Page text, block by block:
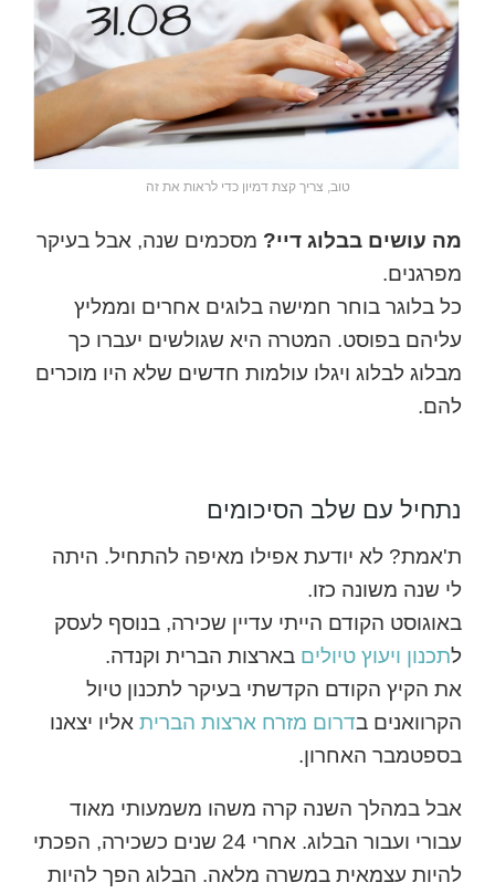
טוב, צריך קצת דמיון כדי לראות את זה
מה עושים בבלוג דיי? מסכמים שנה, אבל בעיקר
מפרגנים.
כל בלוגר בוחר חמישה בלוגים אחרים וממליץ
עליהם בפוסט. המטרה היא שגולשים יעברו כך
מבלוג לבלוג ויגלו עולמות חדשים שלא היו מוכרים
להם.
נתחיל עם שלב הסיכומים
ת'אמת? לא יודעת אפילו מאיפה להתחיל. היתה
לי שנה משונה כזו.
באוגוסט הקודם הייתי עדיין שכירה, בנוסף לעסק
לתכנון ויעוץ טיולים בארצות הברית וקנדה.
את הקיץ הקודם הקדשתי בעיקר לתכנון טיול
הקרוואנים בדרום מזרח ארצות הברית אליו יצאנו
בספטמבר האחרון.
אבל במהלך השנה קרה משהו משמעותי מאוד
עבורי ועבור הבלוג. אחרי 24 שנים כשכירה, הפכתי
להיות עצמאית במשרה מלאה. הבלוג הפך להיות